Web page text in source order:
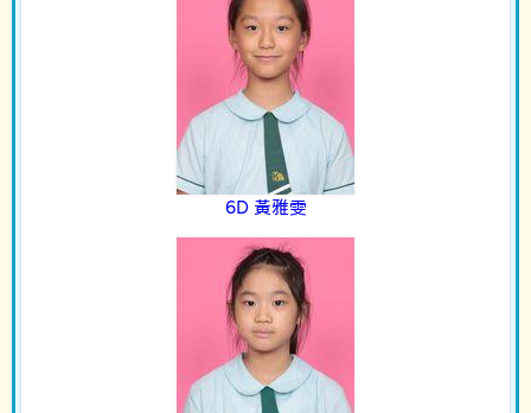
6D 黃雅雯